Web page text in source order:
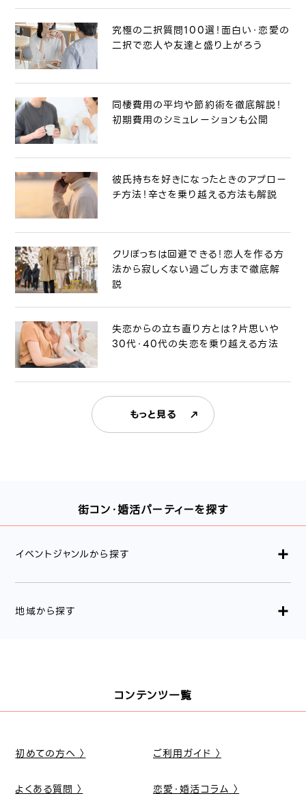
究極の二択質問100選！面白い・恋愛の
二択で恋人や友達と盛り上がろう
同棲費用の平均や節約術を徹底解説！
初期費用のシミュレーションも公開
彼氏持ちを好きになったときのアプロー
チ方法！辛さを乗り越える方法も解説
クリぼっちは回避できる！恋人を作る方
法から寂しくない過ごし方まで徹底解
説
失恋からの立ち直り方とは？片思いや
30代・40代の失恋を乗り越える方法
もっと見る
街コン・婚活パーティーを探す
イベントジャンルから探す
地域から探す
コンテンツ一覧
初めての方へ 〉 ご利用ガイド 〉
よくある質問 〉 恋愛・婚活コラム 〉